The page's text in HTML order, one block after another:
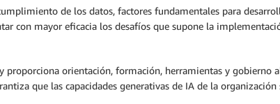
de los datos, factores fundamentales para
con mayor eficacia los desafíos que supone la
orientación, formación, herramientas y gobierno
que las capacidades generativas de IA de la organización